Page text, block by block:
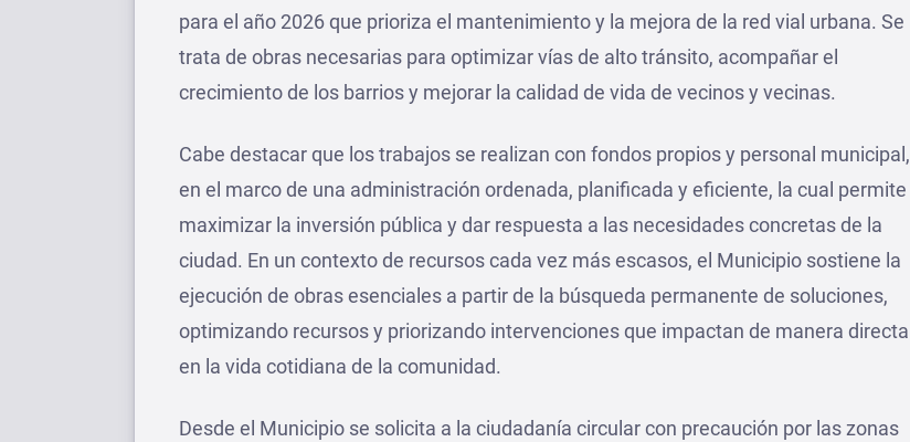
para el año 2026 que prioriza el mantenimiento y la mejora de la red vial urbana. Se
trata de obras necesarias para optimizar vías de alto tránsito, acompañar el
crecimiento de los barrios y mejorar la calidad de vida de vecinos y vecinas.
Cabe destacar que los trabajos se realizan con fondos propios y personal municipal,
en el marco de una administración ordenada, planificada y eficiente, la cual permite
maximizar la inversión pública y dar respuesta a las necesidades concretas de la
ciudad. En un contexto de recursos cada vez más escasos, el Municipio sostiene la
ejecución de obras esenciales a partir de la búsqueda permanente de soluciones,
optimizando recursos y priorizando intervenciones que impactan de manera directa
en la vida cotidiana de la comunidad.
Desde el Municipio se solicita a la ciudadanía circular con precaución por las zonas